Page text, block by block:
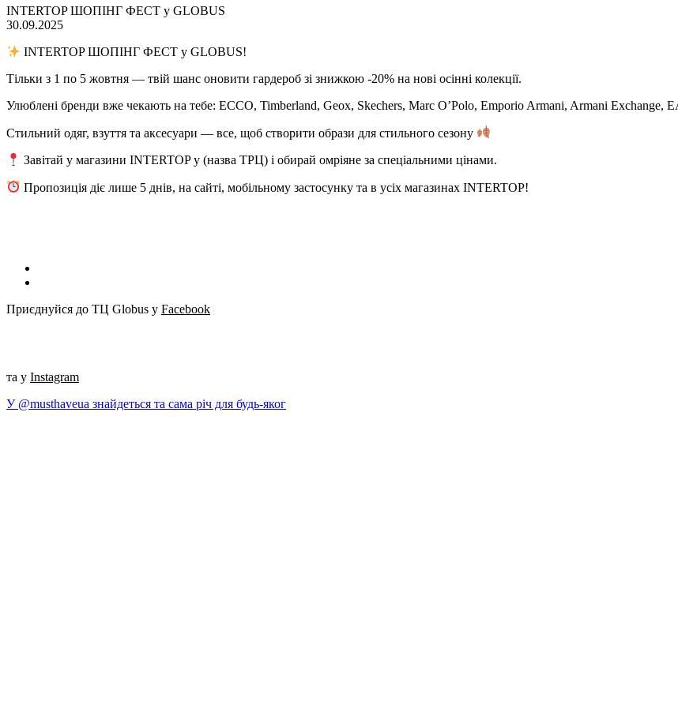
INTERTOP ШОПІНГ ФЕСТ у GLOBUS
30.09.2025
INTERTOP ШОПІНГ ФЕСТ у GLOBUS!
Тільки з 1 по 5 жовтня — твій шанс оновити гардероб зі знижкою -20% на нові осінні колекції.
Улюблені бренди вже чекають на тебе: ECCO, Timberland, Geox, Skechers, Marc O’Polo, Emporio Armani, Armani Exchange,
Стильний одяг, взуття та аксесуари — все, щоб створити образи для стильного сезону
Завітай у магазини INTERTOP у (назва ТРЦ) і обирай омріяне за спеціальними цінами.
Пропозиція діє лише 5 днів, на сайті, мобільному застосунку та в усіх магазинах INTERTOP!
Приєднуйся до ТЦ Globus у Facebook
та у Instagram
У @musthaveua знайдеться та сама річ для будь-яког